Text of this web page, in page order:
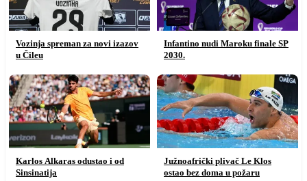
Vozinja spreman za novi izazov
u Čileu
Infantino nudi Maroku finale SP
2030.
Karlos Alkaras odustao i od
Sinsinatija
Južnoafrički plivač Le Klos
ostao bez doma u požaru